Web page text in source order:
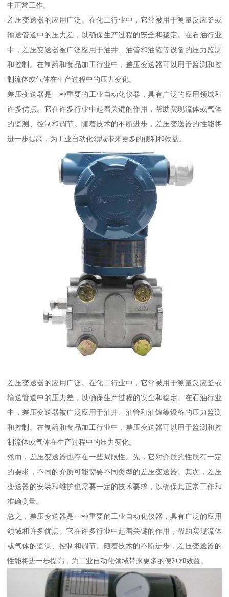
中正常工作。
差压变送器的应用广泛。在化工行业中，它常被用于测量反应釜或
输送管道中的压力差，以确保生产过程的安全和稳定。在石油行业
中，差压变送器被广泛应用于油井、油管和油罐等设备的压力监测
和控制。在制药和食品加工行业中，差压变送器可以用于监测和控
制流体或气体在生产过程中的压力变化。
差压变送器是一种重要的工业自动化仪器，具有广泛的应用领域和
许多优点。它在许多行业中起着关键的作用，帮助实现流体或气体
的监测、控制和调节。随着技术的不断进步，差压变送器的性能将
进一步提高，为工业自动化领域带来更多的便利和效益。
差压变送器的应用广泛。在化工行业中，它常被用于测量反应釜或
输送管道中的压力差，以确保生产过程的安全和稳定。在石油行业
中，差压变送器被广泛应用于油井、油管和油罐等设备的压力监测
和控制。在制药和食品加工行业中，差压变送器可以用于监测和控
制流体或气体在生产过程中的压力变化。
然而，差压变送器也存在一些局限性。先，它对介质的性质有一定
的要求，不同的介质可能需要不同类型的差压变送器。其次，差压
变送器的安装和维护也需要一定的技术要求，以确保其正常工作和
准确测量。
总之，差压变送器是一种重要的工业自动化仪器，具有广泛的应用
领域和许多优点。它在许多行业中起着关键的作用，帮助实现流体
或气体的监测、控制和调节。随着技术的不断进步，差压变送器的
性能将进一步提高，为工业自动化领域带来更多的便利和效益。